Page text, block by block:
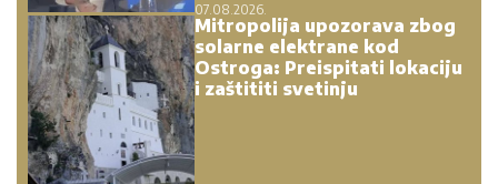
07.08.2026.
Mitropolija upozorava zbog
solarne elektrane kod
Ostroga: Preispitati lokaciju
i zaštititi svetinju